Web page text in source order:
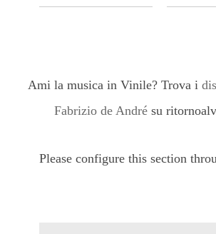
Ami la musica in Vinile? Trova i
Fabrizio de André su
Please configure this section